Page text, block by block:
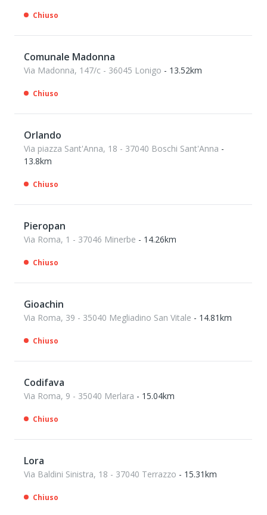
Chiuso
Comunale Madonna
Via Madonna, 147/c - 36045 Lonigo - 13.52km
Chiuso
Orlando
Via piazza Sant'Anna, 18 - 37040 Boschi Sant'Anna -
13.8km
Chiuso
Pieropan
Via Roma, 1 - 37046 Minerbe - 14.26km
Chiuso
Gioachin
Via Roma, 39 - 35040 Megliadino San Vitale - 14.81km
Chiuso
Codifava
Via Roma, 9 - 35040 Merlara - 15.04km
Chiuso
Lora
Via Baldini Sinistra, 18 - 37040 Terrazzo - 15.31km
Chiuso